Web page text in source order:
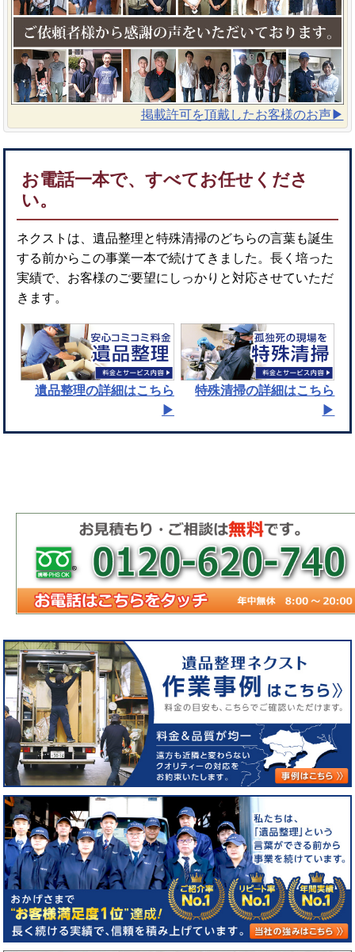
掲載許可を頂戴したお客様のお声▶︎
お電話一本で、すべてお任せくださ
い。
ネクストは、遺品整理と特殊清掃のどちらの言葉も誕生
する前からこの事業一本で続けてきました。長く培った
実績で、お客様のご要望にしっかりと対応させていただ
きます。
遺品整理の詳細はこちら
▶︎
特殊清掃の詳細はこちら
▶︎